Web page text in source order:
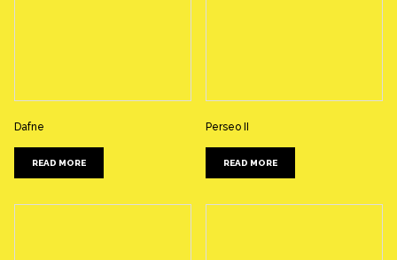
Dafne
READ MORE
Perseo II
READ MORE